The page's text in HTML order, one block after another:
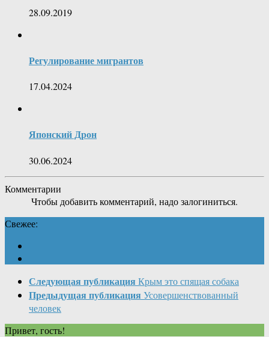
28.09.2019
Регулирование мигрантов
17.04.2024
Японский Дрон
30.06.2024
Комментарии
Чтобы добавить комментарий, надо залогиниться.
Свежее:
Следующая публикация Крым это спящая собака
Предыдущая публикация Усовершенствованный
человек
Привет, гость!